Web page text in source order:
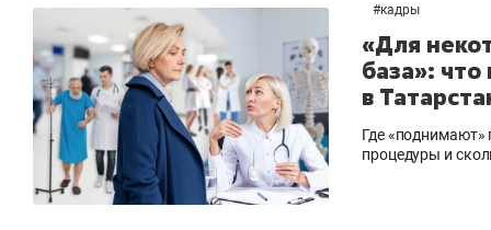
#кадры
«Для
база»: что
в
Где «поднимают»
процедуры и
Василь Мазитов
МАРТ
«Не зная местных
правил, бизнес может
потерять минимум
полгода»